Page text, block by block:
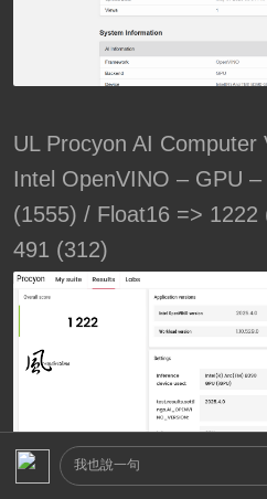
UL Procyon AI Computer
Intel OpenVINO – GPU
(1555) / Float16 =>
491 (312)
我也說一句